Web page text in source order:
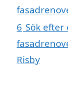
6 Sök
Risby